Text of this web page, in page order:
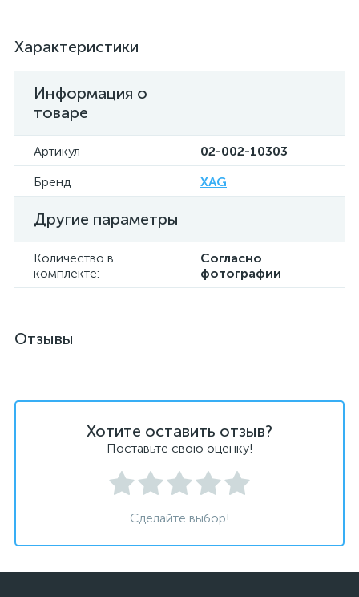
Характеристики
Информация о
товаре
Артикул
02-002-10303
Бренд
XAG
Другие параметры
Количество в
комплекте:
Согласно
фотографии
Отзывы
Хотите оставить отзыв?
Поставьте свою оценку!
Сделайте выбор!